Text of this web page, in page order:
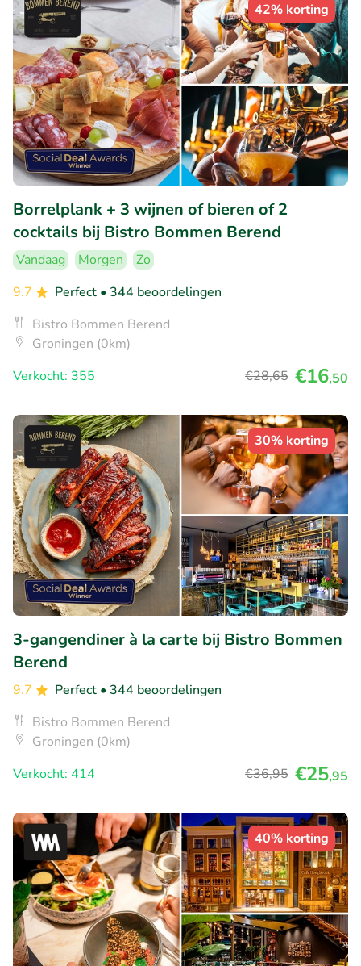
42% korting
Borrelplank + 3 wijnen of bieren of 2
cocktails bij Bistro Bommen Berend
Vandaag Morgen
Zo
9.7
Perfect • 344 beoordelingen
Bistro Bommen Berend
Groningen (0km)
Verkocht: 355
€28,65 €16,50
30% korting
3-gangendiner à la carte bij Bistro Bommen
Berend
9.7 Perfect • 344 beoordelingen
Bistro Bommen Berend
Groningen (0km)
Verkocht: 414
€36,95 €25,95
40% korting